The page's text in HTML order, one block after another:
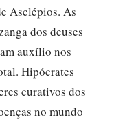
Asclépios. As
dos deuses
auxílio nos
Hipócrates
curativos dos
no mundo